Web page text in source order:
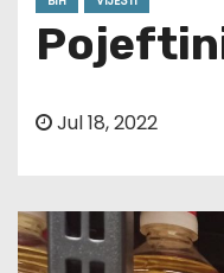
Jul 18, 2022